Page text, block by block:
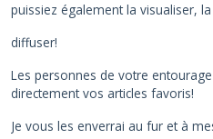
puissiez également la visualiser,
diffuser!
Les personnes de votre
directement vos articles favoris!
Je vous les enverrai au fur et à